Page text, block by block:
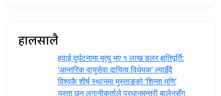
हालसालै
हवाई दुर्घटनामा मृत्यु भए १ लाख डलर क्षतिपूर्ति:
‘आन्तरिक वायुसेवा दायित्व विधेयक’ ल्याइँदै
विश्वकै शीर्ष स्थानमा मुस्ताङको ‘शिन्ता मणि’
यस्ता छन् लगानीकर्ताले प्रधानमन्त्री ‍बालेनसँग